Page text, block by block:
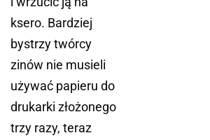
ksero. Bardziej
bystrzy twórcy
zinów nie musieli
używać papieru do
drukarki złożonego
trzy razy, teraz